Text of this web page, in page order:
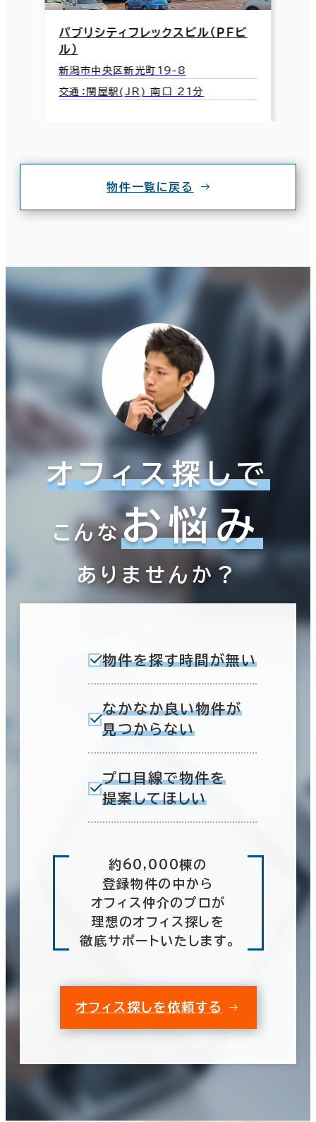
パブリシティフレックスビル（ＰＦビ
ル）
新潟市中央区新光町19-8
交通：関屋駅(JR) 南口 21分
物件一覧に戻る
オフィス探しで
こんなお悩み
ありませんか？
物件を探す時間が無い
なかなか良い物件が
見つからない
プロ目線で物件を
提案してほしい
約60,000棟の
登録物件の中から
オフィス仲介のプロが
理想のオフィス探しを
徹底サポートいたします。
オフィス探しを依頼する